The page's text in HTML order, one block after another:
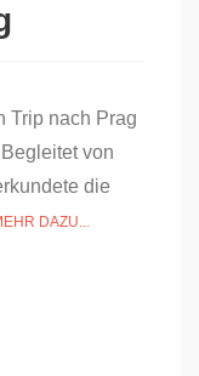
Trip nach Prag
von
die
DAZU...